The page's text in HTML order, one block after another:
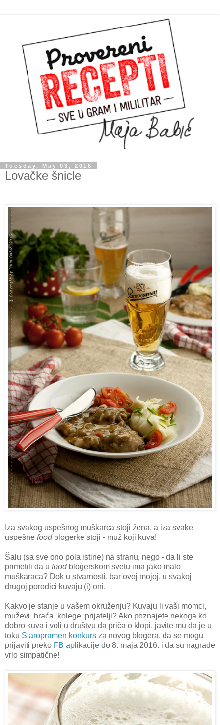
Tuesday, May 03, 2016
Lovačke šnicle
Iza svakog uspešnog muškarca stoji žena, a iza svake
uspešne foodblogerke stoji - muž koji kuva!
Šalu (sa sve ono pola istine) na stranu, nego - da li ste
primetili da u foodblogerskom svetu ima jako malo
muškaraca? Dok u stvarnosti, bar ovoj mojoj, u svakoj
drugoj porodici kuvaju (i) oni.
Kakvo je stanje u vašem okruženju? Kuvaju li vaši momci,
muževi, braća, kolege, prijatelji? Ako poznajete nekoga ko
dobro kuva i voli u društvu da priča o klopi, javite mu da je u
toku Staropramen konkurs za novog blogera, da se mogu
prijaviti preko FB aplikacije do 8. maja 2016. i da su nagrade
vrlo simpatične!